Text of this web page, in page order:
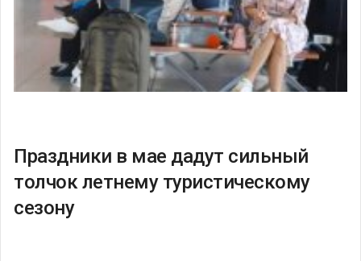
Праздники в мае дадут сильный
толчок летнему туристическому
сезону